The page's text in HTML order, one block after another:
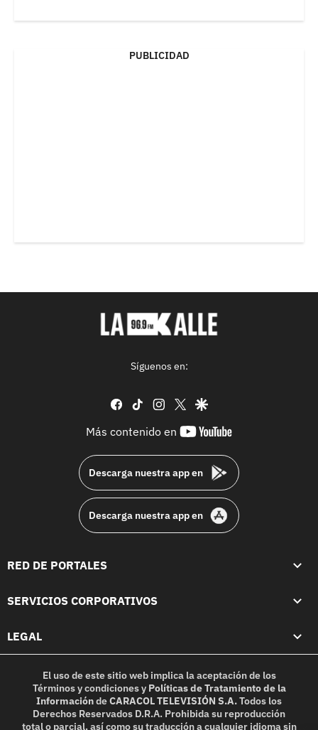
PUBLICIDAD
Síguenos en:
facebook
tiktok instagram
twittergoogle
Más contenido en
youtube-
Descarga nuestra app en
Descarga nuestra app en
RED DE PORTALES
SERVICIOS CORPORATIVOS
LEGAL
El uso de este sitio web implica la aceptación de los
Términos y condicionesy Políticas de Tratamiento de la
InformacióndeCARACOL TELEVISIÓN S.A.Todos los
Derechos Reservados D.R.A. Prohibida su reproducción
total o parcial, así como su traducción a cualquier idioma sin